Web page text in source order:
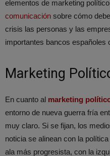
elementos de marketing
comunicación sobre cómo
crisis las personas y las
importantes bancos españoles
Marketing
En cuanto al marketing
entorno de nueva guerra fría
muy claro. Si se fijan, los
noticia se alinean con la
ala más progresista, con la